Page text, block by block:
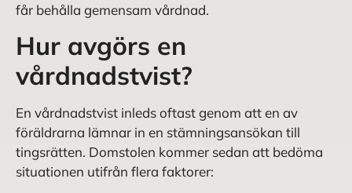
får behålla gemensam vårdnad.
Hur avgörs en
vårdnadstvist?
En vårdnadstvist inleds oftast genom att en av
föräldrarna lämnar in en stämningsansökan till
tingsrätten. Domstolen kommer sedan att bedöma
situationen utifrån flera faktorer: